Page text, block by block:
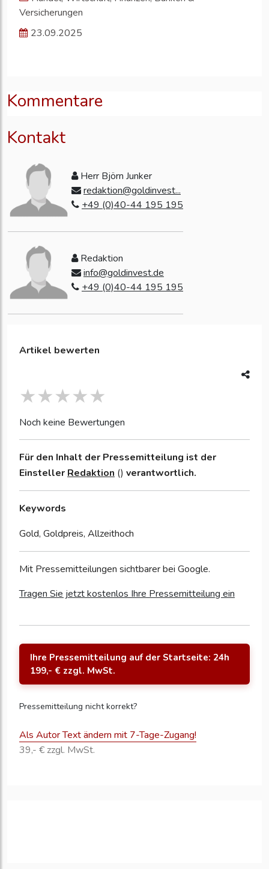
Versicherungen
23.09.2025
Kommentare
Kontakt
Herr Björn Junker
redaktion@goldinvest...
+49 (0)40-44 195 195
Redaktion
info@goldinvest.de
+49 (0)40-44 195 195
Artikel bewerten
Noch keine Bewertungen
Für den Inhalt der Pressemitteilung ist der
Einsteller Redaktion () verantwortlich.
Keywords
Gold, Goldpreis, Allzeithoch
Mit Pressemitteilungen sichtbarer bei Google.
Tragen Sie jetzt kostenlos Ihre Pressemitteilung ein
Ihre Pressemitteilung auf der Startseite: 24h
199,- € zzgl. MwSt.
Pressemitteilung nicht korrekt?
Als Autor Text ändern mit 7-Tage-Zugang!
39,- € zzgl. MwSt.